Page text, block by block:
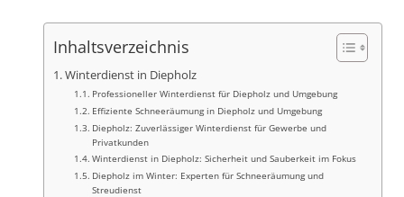
Inhaltsverzeichnis
Winterdienst in Diepholz
Professioneller Winterdienst für Diepholz und Umgebung
Effiziente Schneeräumung in Diepholz und Umgebung
Diepholz: Zuverlässiger Winterdienst für Gewerbe und
Privatkunden
Winterdienst in Diepholz: Sicherheit und Sauberkeit im Fokus
Diepholz im Winter: Experten für Schneeräumung und
Streudienst